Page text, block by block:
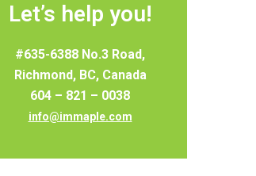
Let’s help you!
#635-6388 No.3 Road,
Richmond, BC, Canada
604 – 821 – 0038
info@immaple.com